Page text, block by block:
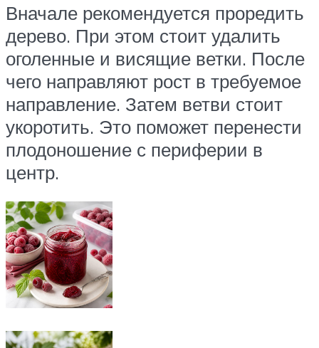
Вначале рекомендуется проредить
дерево. При этом стоит удалить
оголенные и висящие ветки. После
чего направляют рост в требуемое
направление. Затем ветви стоит
укоротить. Это поможет перенести
плодоношение с периферии в
центр.